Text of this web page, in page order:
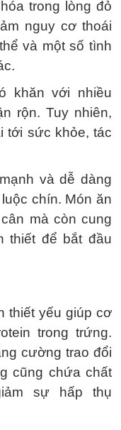
trong lòng đỏ
nguy cơ thoái
và một số tình
khăn với nhiều
rộn. Tuy nhiên,
tới sức khỏe, tác
và dễ dàng
chín. Món ăn
mà còn cung
thiết để bắt đầu
thiết yếu giúp cơ
trong trứng.
cường trao đổi
cũng chứa chất
sự hấp thụ